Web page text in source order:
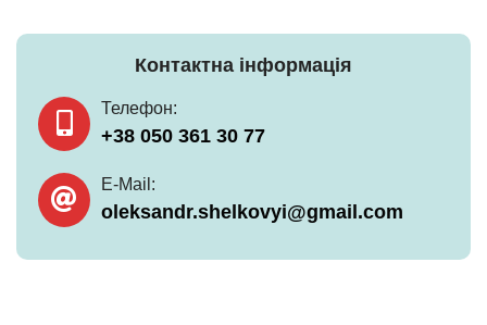
Контактна інформація
Телефон:
+38 050 361 30 77
E-Mail:
oleksandr.shelkovyi@gmail.com